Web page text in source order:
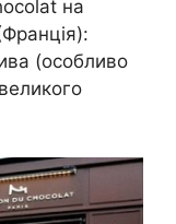
на
(особливо